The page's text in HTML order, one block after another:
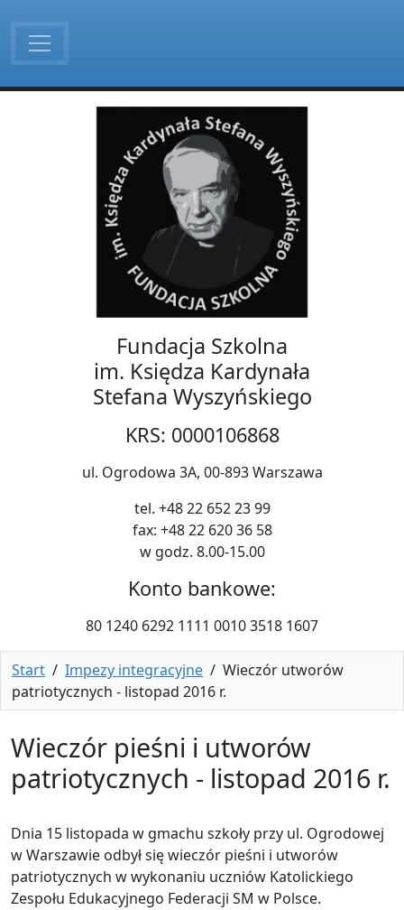
Fundacja Szkolna
im. Księdza Kardynała
Stefana Wyszyńskiego
KRS: 0000106868
ul. Ogrodowa 3A, 00-893 Warszawa
tel. +48 22 652 23 99
fax: +48 22 620 36 58
w godz. 8.00-15.00
Konto bankowe:
80 1240 6292 1111 0010 3518 1607
Start / Impezy integracyjne / Wieczór utworów
patriotycznych - listopad 2016 r.
Wieczór pieśni i utworów
patriotycznych - listopad 2016 r.
Dnia 15 listopada w gmachu szkoły przy ul. Ogrodowej
w Warszawie odbył się wieczór pieśni i utworów
patriotycznych w wykonaniu uczniów Katolickiego
Zespołu Edukacyjnego Federacji SM w Polsce.